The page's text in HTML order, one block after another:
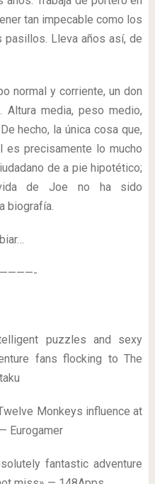
tan impecable como los
Lleva años así, de
normal y corriente, un don
media, peso medio,
hecho, la única cosa que,
es precisamente lo mucho
de a pie hipotético;
de Joe no ha sido
biografía.
puzzles and sexy
fans flocking to The
Monkeys influence at
Eurogamer
fantastic adventure